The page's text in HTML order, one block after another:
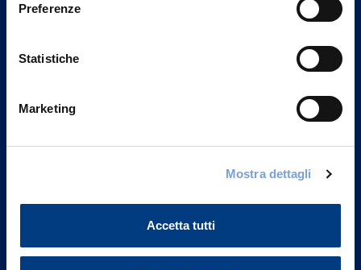
Preferenze
Statistiche
Marketing
Mostra dettagli
Accetta tutti